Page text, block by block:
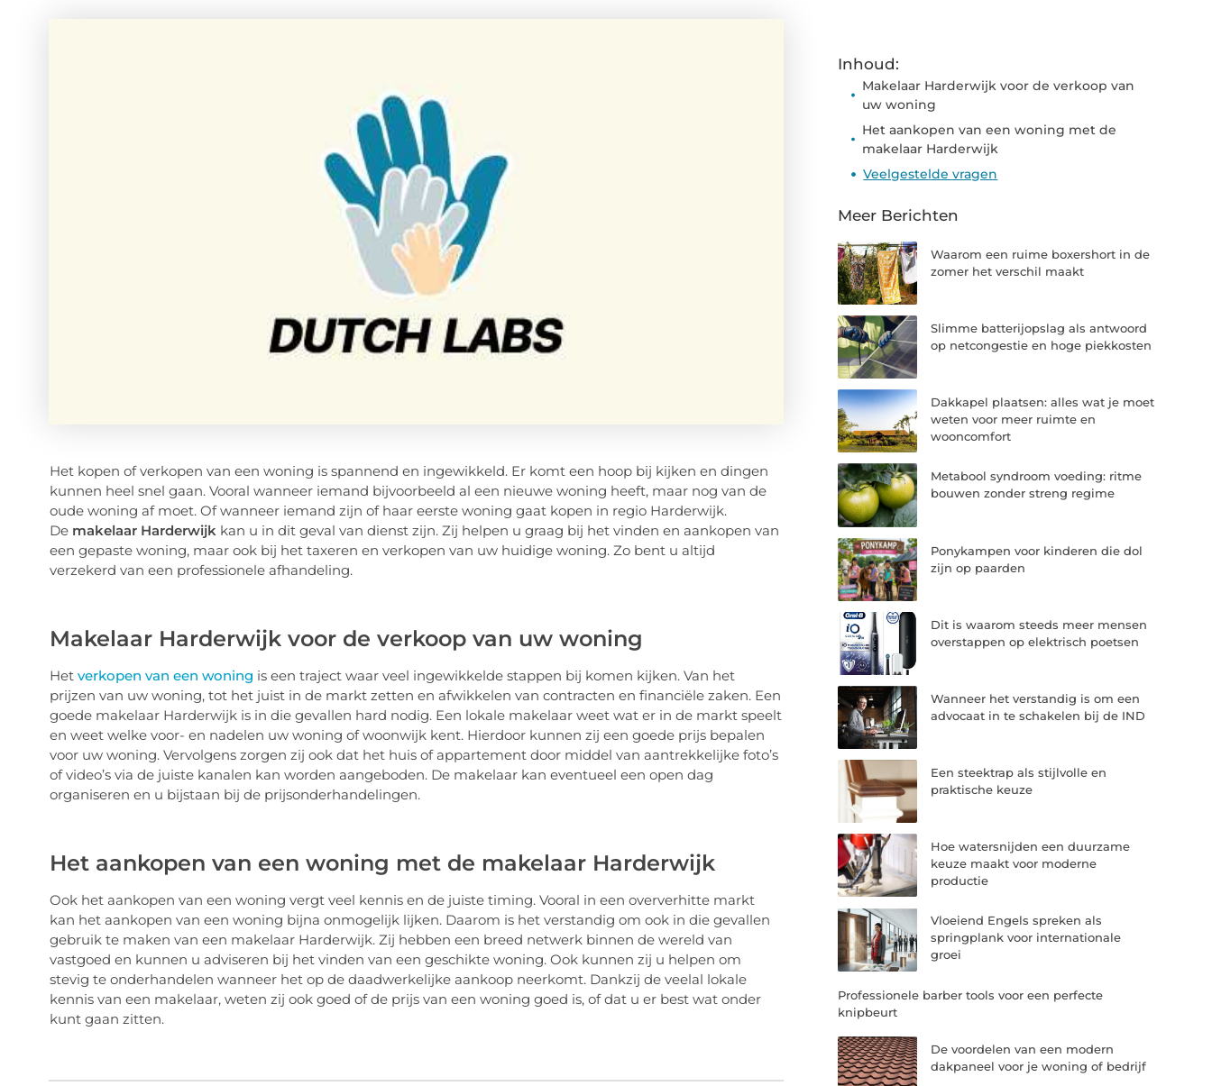
Het kopen of verkopen van een woning is spannend en ingewikkeld. Er komt een hoop bij kijken en dingen
kunnen heel snel gaan. Vooral wanneer iemand bijvoorbeeld al een nieuwe woning heeft, maar nog van de
oude woning af moet. Of wanneer iemand zijn of haar eerste woning gaat kopen in regio Harderwijk.
De makelaar Harderwijk kan u in dit geval van dienst zijn. Zij helpen u graag bij het vinden en aankopen van
een gepaste woning, maar ook bij het taxeren en verkopen van uw huidige woning. Zo bent u altijd
verzekerd van een professionele afhandeling.
Makelaar Harderwijk voor de verkoop van uw woning
Het verkopen van een woning is een traject waar veel ingewikkelde stappen bij komen kijken. Van het
prijzen van uw woning, tot het juist in de markt zetten en afwikkelen van contracten en financiële zaken. Een
goede makelaar Harderwijk is in die gevallen hard nodig. Een lokale makelaar weet wat er in de markt speelt
en weet welke voor- en nadelen uw woning of woonwijk kent. Hierdoor kunnen zij een goede prijs bepalen
voor uw woning. Vervolgens zorgen zij ook dat het huis of appartement door middel van aantrekkelijke foto’s
of video’s via de juiste kanalen kan worden aangeboden. De makelaar kan eventueel een open dag
organiseren en u bijstaan bij de prijsonderhandelingen.
Het aankopen van een woning met de makelaar Harderwijk
Ook het aankopen van een woning vergt veel kennis en de juiste timing. Vooral in een oververhitte markt
kan het aankopen van een woning bijna onmogelijk lijken. Daarom is het verstandig om ook in die gevallen
gebruik te maken van een makelaar Harderwijk. Zij hebben een breed netwerk binnen de wereld van
vastgoed en kunnen u adviseren bij het vinden van een geschikte woning. Ook kunnen zij u helpen om
stevig te onderhandelen wanneer het op de daadwerkelijke aankoop neerkomt. Dankzij de veelal lokale
kennis van een makelaar, weten zij ook goed of de prijs van een woning goed is, of dat u er best wat onder
kunt gaan zitten.
Inhoud:
Makelaar Harderwijk voor de verkoop van
uw woning
Het aankopen van een woning met de
makelaar Harderwijk
Veelgestelde vragen
Meer Berichten
Waarom een ruime boxershort in de
zomer het verschil maakt
Slimme batterijopslag als antwoord
op netcongestie en hoge piekkosten
Dakkapel plaatsen: alles wat je moet
weten voor meer ruimte en
wooncomfort
Metabool syndroom voeding: ritme
bouwen zonder streng regime
Ponykampen voor kinderen die dol
zijn op paarden
Dit is waarom steeds meer mensen
overstappen op elektrisch poetsen
Wanneer het verstandig is om een
advocaat in te schakelen bij de IND
Een steektrap als stijlvolle en
praktische keuze
Hoe watersnijden een duurzame
keuze maakt voor moderne
productie
Vloeiend Engels spreken als
springplank voor internationale
groei
Professionele barber tools voor een perfecte
knipbeurt
De voordelen van een modern
dakpaneel voor je woning of bedrijf